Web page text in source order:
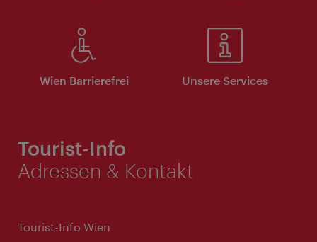
Wien Barrierefrei Unsere Services
Tourist-Info
Adressen & Kontakt
Tourist-Info Wien